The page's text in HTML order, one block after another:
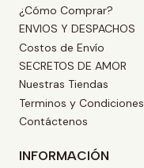
¿Cómo Comprar?
ENVIOS Y DESPACHOS
Costos de Envío
SECRETOS DE AMOR
Nuestras Tiendas
Terminos y Condiciones
Contáctenos
INFORMACIÓN